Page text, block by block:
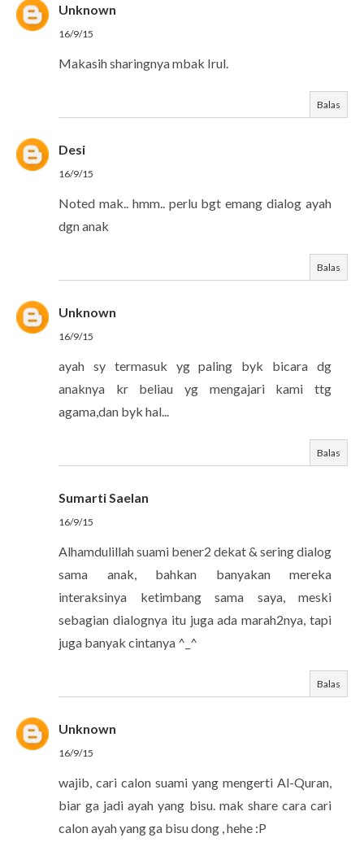
Unknown
16/9/15
Makasih sharingnya mbak Irul.
Balas
Desi
16/9/15
Noted mak.. hmm.. perlu bgt emang dialog ayah
dgn anak
Balas
Unknown
16/9/15
ayah sy termasuk yg paling byk bicara dg
anaknya kr beliau yg mengajari kami ttg
agama,dan byk hal...
Balas
Sumarti Saelan
16/9/15
Alhamdulillah suami bener2 dekat & sering dialog
sama anak, bahkan banyakan mereka
interaksinya ketimbang sama saya, meski
sebagian dialognya itu juga ada marah2nya, tapi
juga banyak cintanya ^_^
Balas
Unknown
16/9/15
wajib, cari calon suami yang mengerti Al-Quran,
biar ga jadi ayah yang bisu. mak share cara cari
calon ayah yang ga bisu dong , hehe :P